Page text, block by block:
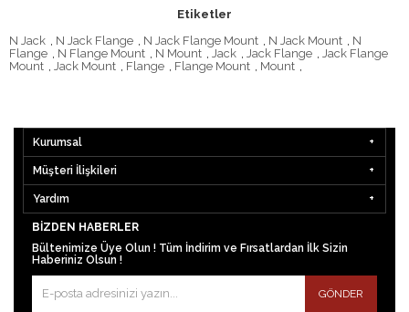
Etiketler
N Jack
N Jack Flange N Jack Flange Mount N Jack Mount
N
Flange
N Flange Mount N Mount Jack Jack Flange
Jack Flange
Mount
Jack Mount Flange Flange Mount Mount
Kurumsal
Müşteri İlişkileri
Yardım
BIZDEN HABERLER
Bültenimize Üye Olun ! Tüm İndirim ve Fırsatlardan İlk Sizin
Haberiniz Olsun !
GÖNDER